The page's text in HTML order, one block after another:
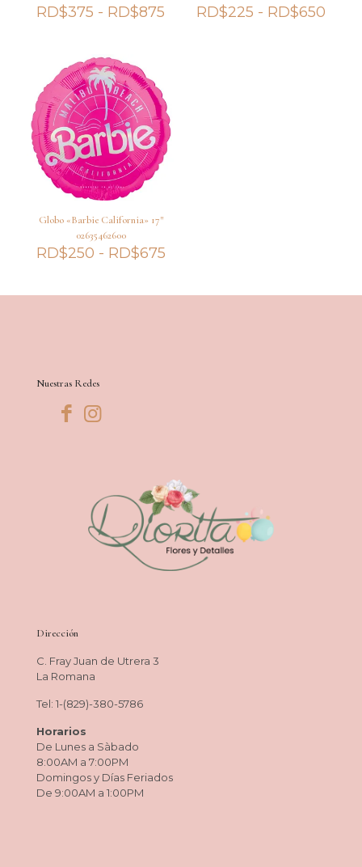
RD$375 - RD$875 Rango
RD$875
RD$225 - RD$650
Globo «Barbie California» 17″
02635462600
RD$250 - RD$675Rango
desde
Nuestras Redes
Dirección
C. Fray Juan de Utrera 3
La Romana
Tel: 1-(829)-380-5786
Horarios
De Lunes a Sàbado
8:00AM a 7:00PM
Domingos y Días Feriados
De 9:00AM a 1:00PM